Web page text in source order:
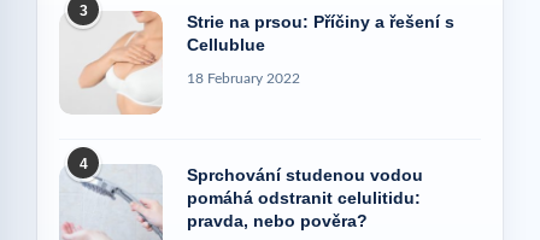
3
Strie na prsou: Příčiny a řešení s
Cellublue
18 February 2022
4
Sprchování studenou vodou
pomáhá odstranit celulitidu:
pravda, nebo pověra?